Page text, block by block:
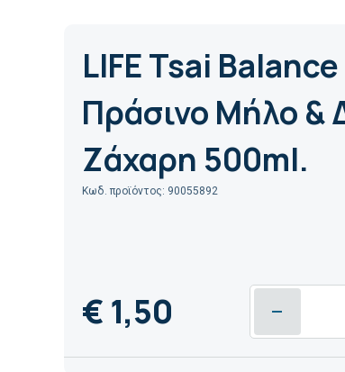
LIFE Tsai
Πράσινο Μήλο &
Zάχαρη 500ml.
Κωδ. προϊόντος: 90055892
€ 1,50